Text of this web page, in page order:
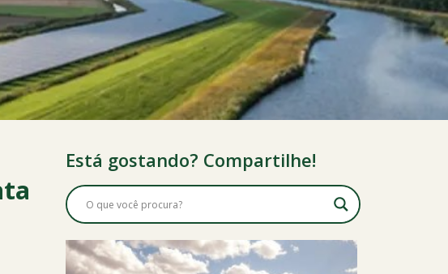
Está gostando? Compartilhe!